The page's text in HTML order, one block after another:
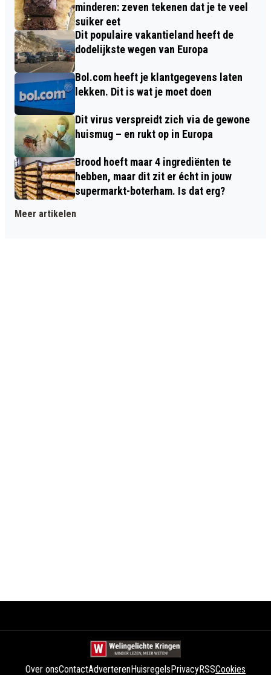
minderen: zeven tekenen dat je te veel
suiker eet
Dit populaire vakantieland heeft de
dodelijkste wegen van Europa
Bol.com heeft je klantgegevens laten
lekken. Dit is wat je moet doen
Dit virus verspreidt zich via de gewone
huismug – en rukt op in Europa
Brood hoeft maar 4 ingrediënten te
hebben, maar dit zit er écht in jouw
supermarkt-boterham. Is dat erg?
Meer artikelen
Over onsContactAdverterenHuisregels PrivacyRSSCookies